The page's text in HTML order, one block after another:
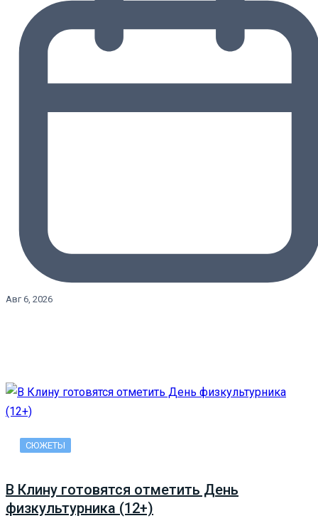
Авг 6, 2026
СЮЖЕТЫ
В Клину готовятся отметить День
физкультурника (12+)